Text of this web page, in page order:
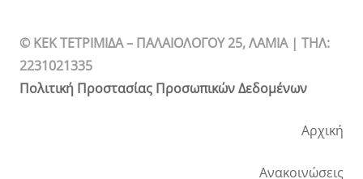
© ΚΕΚ ΤΕΤΡΙΜΙΔΑ – ΠΑΛΑΙΟΛΟΓΟΥ 25, ΛΑΜΙΑ | TΗΛ:
2231021335
Πολιτική Προστασίας Προσωπικών Δεδομένων
Αρχική
Ανακοινώσεις